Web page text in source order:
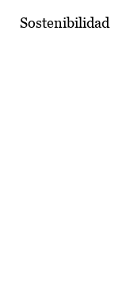
Sostenibilidad